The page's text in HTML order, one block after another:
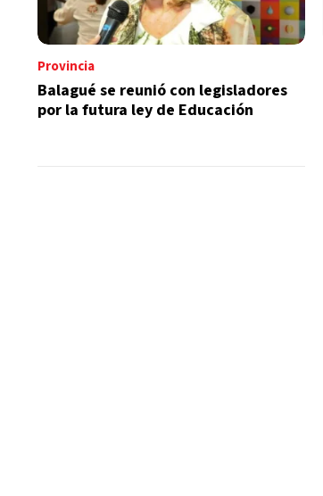
Provincia
Balagué se reunió con legisladores
por la futura ley de Educación